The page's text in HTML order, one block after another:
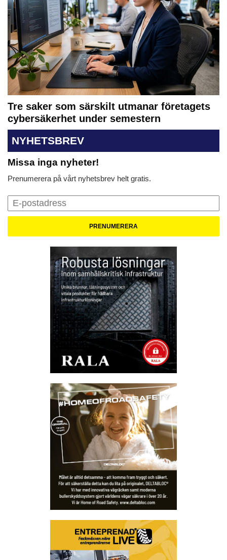
Tre saker som särskilt utmanar företagets
cybersäkerhet under semestern
NYHETSBREV
Missa inga nyheter!
Prenumerera på vårt nyhetsbrev helt gratis.